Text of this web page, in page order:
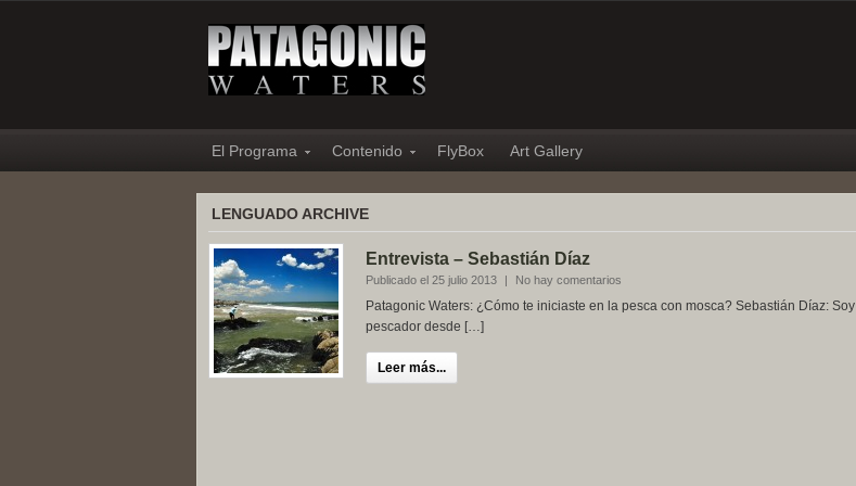
El Programa Contenido FlyBox Art Gallery
LENGUADO ARCHIVE
Entrevista – Sebastián Díaz
Publicado el 25 julio 2013 | No hay comentarios
Patagonic Waters: ¿Cómo te iniciaste en la pesca con mosca? Sebastián Díaz: Soy
pescador desde […]
Leer más...